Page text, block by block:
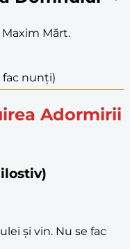
Mărt.
fac nunți)
Adormirii
și vin. Nu se fac